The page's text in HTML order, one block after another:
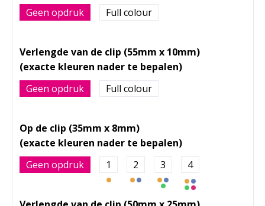
Geen opdruk Full colour
Verlengde van de clip (55mm x 10mm)
Geen opdruk Full colour
Op de clip (35mm x 8mm)
Geen opdruk 1 2 3 4